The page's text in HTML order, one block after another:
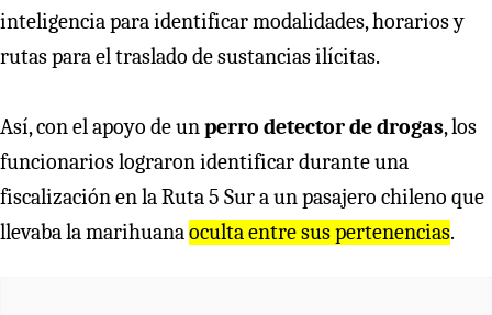
inteligencia para identificar modalidades, horarios y
rutas para el traslado de sustancias ilícitas.
Así, con el apoyo de unperro detector de drogas, los
funcionarios lograron identificar durante una
fiscalización en la Ruta 5 Sur a un pasajero chileno que
llevaba la marihuanaoculta entre sus pertenencias.